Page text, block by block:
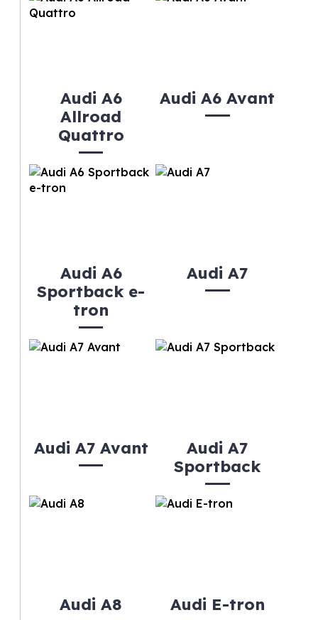
Audi A6
Allroad
Quattro
Audi A6 Avant
Audi A6
Sportback e-
tron
Audi A7
Audi A7 Avant
Audi A7
Sportback
Audi A8 Audi E-tron